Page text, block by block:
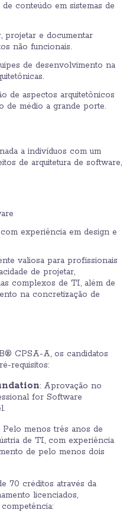
conteúdo em sistemas de
projetar e documentar
não funcionais.
de desenvolvimento na
de aspectos arquitetônicos
de médio a grande porte.
a indivíduos com um
de arquitetura de software,
experiência em design e
valiosa para profissionais
de projetar,
complexos de TI, além de
na concretização de
CPSA-A, os candidatos
requisitos:
: Aprovação no
for Software
Pelo menos três anos de
de TI, com experiência
de pelo menos dois
70 créditos através da
licenciados,